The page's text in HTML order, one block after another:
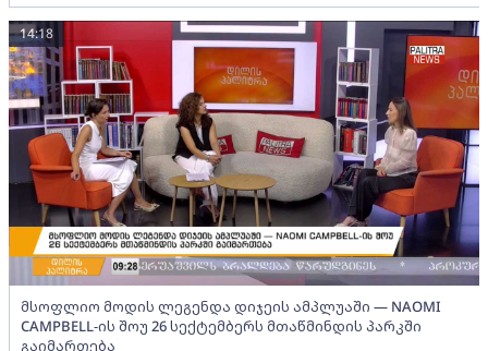
მსოფლიო მოდის ლეგენდა დიჯეის ამპლუაში — NAOMI
CAMPBELL-ის შოუ 26 სექტემბერს მთაწმინდის პარკში
გაიმართება
14:18